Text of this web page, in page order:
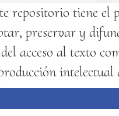
repositorio tiene el
preservar y
del acceso al texto